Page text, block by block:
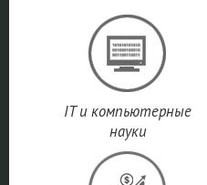
IT и компьютерные
науки